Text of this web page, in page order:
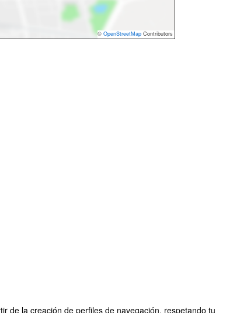
de la creación de perfiles de navegación, respetando tu
© OpenStreetMap Contributors
Cabezas - Servicio de Carreras Profesionales